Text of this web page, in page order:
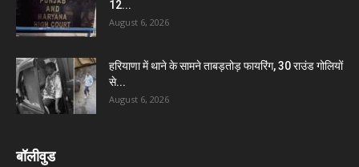
12...
August 6, 2026
हरियाणा में थाने के सामने ताबड़तोड़ फायरिंग, 30 राउंड गोलियों
से...
August 6, 2026
बॉलीवुड